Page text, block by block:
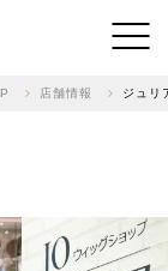
店舗情報 ジュリ